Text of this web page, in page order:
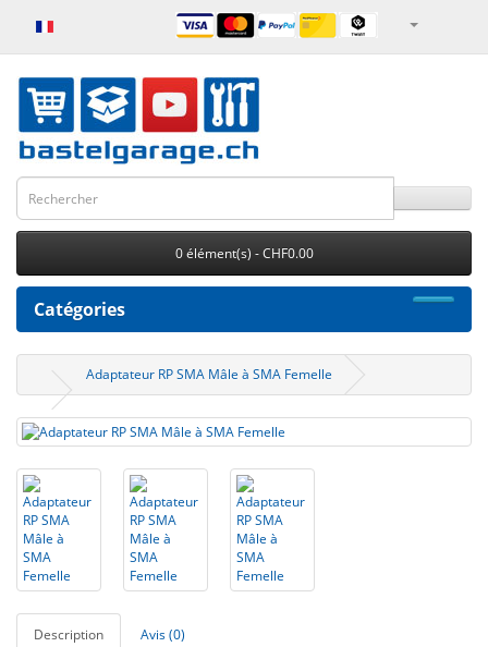
0 élément(s) - CHF0.00
Catégories
Adaptateur RP SMA Mâle à SMA Femelle
Description Avis (0)